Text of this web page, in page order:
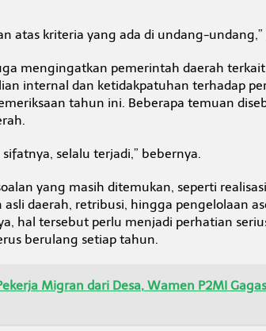
atas kriteria yang ada di undang-undang,”
mengingatkan pemerintah daerah terkait
internal dan ketidakpatuhan terhadap
tahun ini. Beberapa temuan
selalu terjadi,” bebernya.
yang masih ditemukan, seperti
daerah, retribusi, hingga pengelolaan
hal tersebut perlu menjadi perhatian
berulang setiap tahun.
Migran dari Desa, Wamen P2MI